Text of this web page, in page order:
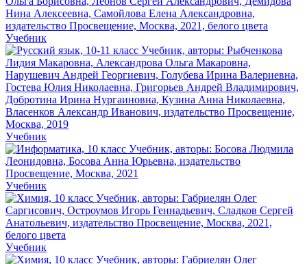
Учебник
Учебник
Учебник
Учебник